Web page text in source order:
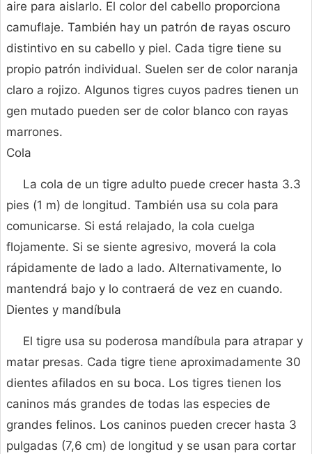
aire para aislarlo. El color del cabello proporciona
camuflaje. También hay un patrón de rayas oscuro
distintivo en su cabello y piel. Cada tigre tiene su
propio patrón individual. Suelen ser de color naranja
claro a rojizo. Algunos tigres cuyos padres tienen un
gen mutado pueden ser de color blanco con rayas
marrones.
Cola
La cola de un tigre adulto puede crecer hasta 3.3
pies (1 m) de longitud. También usa su cola para
comunicarse. Si está relajado, la cola cuelga
flojamente. Si se siente agresivo, moverá la cola
rápidamente de lado a lado. Alternativamente, lo
mantendrá bajo y lo contraerá de vez en cuando.
Dientes y mandíbula
El tigre usa su poderosa mandíbula para atrapar y
matar presas. Cada tigre tiene aproximadamente 30
dientes afilados en su boca. Los tigres tienen los
caninos más grandes de todas las especies de
grandes felinos. Los caninos pueden crecer hasta 3
pulgadas (7,6 cm) de longitud y se usan para cortar